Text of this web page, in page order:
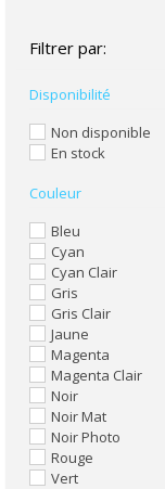
Filtrer par:
Disponibilité
Non disponible
En stock
Couleur
Bleu
Cyan
Cyan Clair
Gris
Gris Clair
Jaune
Magenta
Magenta Clair
Noir
Noir Mat
Noir Photo
Rouge
Vert